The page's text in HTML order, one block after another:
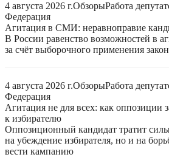
4 августа 2026 г.ОбзорыРабота
Федерация
Агитация в СМИ: неравноправие
В России равенство возможностей в
за счёт выборочного применения
4 августа 2026 г.ОбзорыРабота
Федерация
Агитация не для всех: как оппозиции
к избирателю
Оппозиционный кандидат тратит
на убеждение избирателя, но и на
вести кампанию